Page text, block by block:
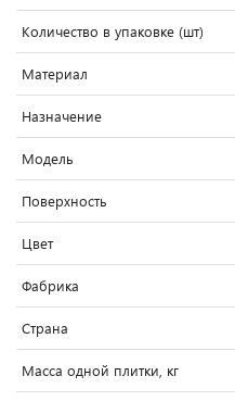
Количество в упаковке (шт)
Материал
Назначение
Модель
Поверхность
Цвет
Фабрика
Страна
Масса одной плитки, кг